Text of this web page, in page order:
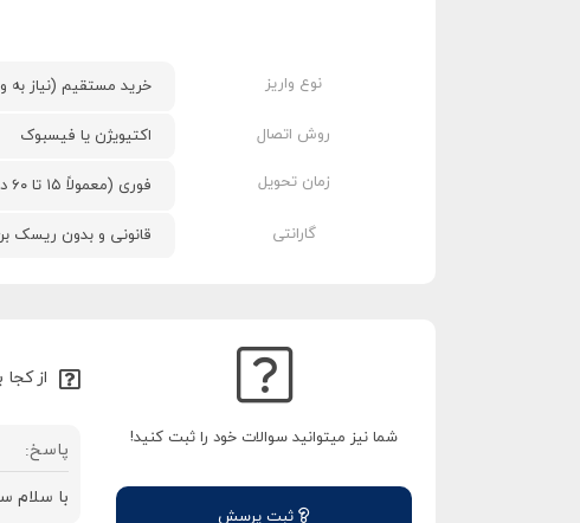
نوع واریز خرید مستقیم (نیاز به
روش اتصال اکتیویژن یا فیسبوک
زمان تحویل فوری (معمولاً ۱۵ تا ۶۰ دقیقه)
گارانتی قانونی و بدون ریسک
شما نیز میتوانید سوالات خود را ثبت کنید!
از
پاسخ:
با سلام